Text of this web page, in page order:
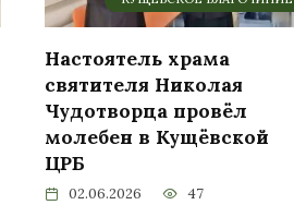
Настоятель храма
святителя Николая
Чудотворца провёл
молебен в Кущёвской
ЦРБ
02.06.2026 47